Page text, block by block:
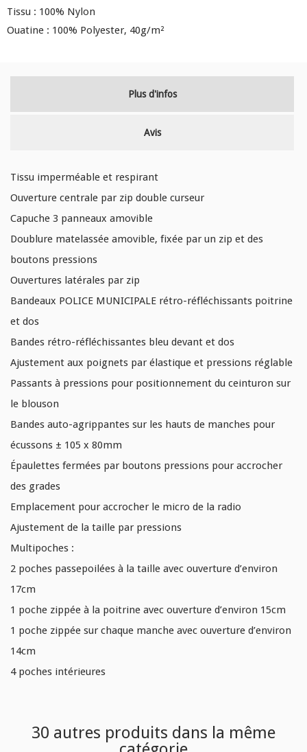
Tissu : 100% Nylon
Ouatine : 100% Polyester, 40g/m²
Plus d'infos
Avis
Tissu imperméable et respirant
Ouverture centrale par zip double curseur
Capuche 3 panneaux amovible
Doublure matelassée amovible, fixée par un zip et des
boutons pressions
Ouvertures latérales par zip
Bandeaux POLICE MUNICIPALE rétro-réfléchissants poitrine
et dos
Bandes rétro-réfléchissantes bleu devant et dos
Ajustement aux poignets par élastique et pressions réglable
Passants à pressions pour positionnement du ceinturon sur
le blouson
Bandes auto-agrippantes sur les hauts de manches pour
écussons ± 105 x 80mm
Épaulettes fermées par boutons pressions pour accrocher
des grades
Emplacement pour accrocher le micro de la radio
Ajustement de la taille par pressions
Multipoches :
2 poches passepoilées à la taille avec ouverture d’environ
17cm
1 poche zippée à la poitrine avec ouverture d’environ 15cm
1 poche zippée sur chaque manche avec ouverture d’environ
14cm
4 poches intérieures
30 autres produits dans la même